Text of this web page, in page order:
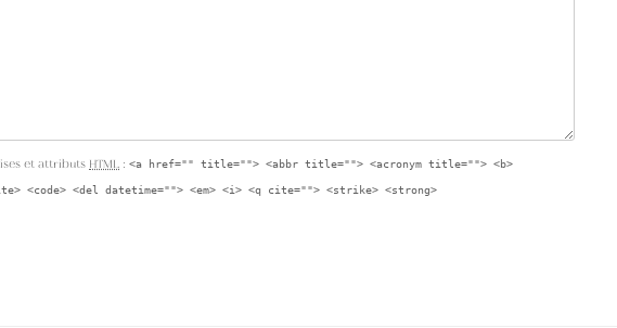
et attributs HTML : <a href="" title=""> <abbr title=""> <acronym title=""> <b>
<code> <del datetime=""> <em> <i> <q cite=""> <strike> <strong>